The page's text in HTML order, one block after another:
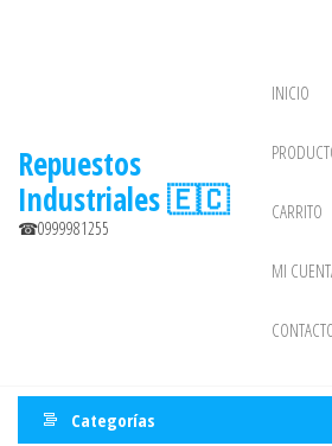
Repuestos
Industriales 🇪🇨
☎0999981255
INICIO
CARRITO
MI
Categorías